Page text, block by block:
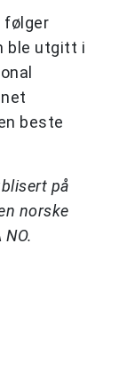
følger
ble utgitt i
beste
på
norske